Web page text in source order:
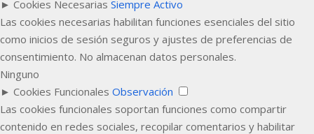
► Cookies Necesarias Siempre Activo
Las cookies necesarias habilitan funciones esenciales del sitio
como inicios de sesión seguros y ajustes de preferencias de
consentimiento. No almacenan datos personales.
Ninguno
► Cookies Funcionales Observación
Las cookies funcionales soportan funciones como compartir
contenido en redes sociales, recopilar comentarios y habilitar